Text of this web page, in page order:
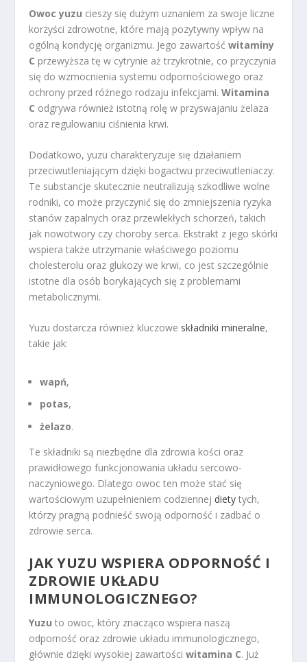
Owoc yuzu cieszy się dużym uznaniem za swoje liczne
korzyści zdrowotne, które mają pozytywny wpływ na
ogólną kondycję organizmu. Jego zawartośćwitaminy
C przewyższa tę w cytrynie aż trzykrotnie, co przyczynia
się do wzmocnienia systemu odpornościowego oraz
ochrony przed różnego rodzaju infekcjami.Witamina
C odgrywa również istotną rolę w przyswajaniu żelaza
oraz regulowaniu ciśnienia krwi.
Dodatkowo, yuzu charakteryzuje się działaniem
przeciwutleniającym dzięki bogactwu przeciwutleniaczy.
Te substancje skutecznie neutralizują szkodliwe wolne
rodniki, co może przyczynić się do zmniejszenia ryzyka
stanów zapalnych oraz przewlekłych schorzeń, takich
jak nowotwory czy choroby serca. Ekstrakt z jego skórki
wspiera także utrzymanie właściwego poziomu
cholesterolu oraz glukozy we krwi, co jest szczególnie
istotne dla osób borykających się z problemami
metabolicznymi.
Yuzu dostarcza również kluczowe składniki mineralne,
takie jak:
wapń,
potas,
żelazo.
Te składniki są niezbędne dla zdrowia kości oraz
prawidłowego funkcjonowania układu sercowo-
naczyniowego. Dlatego owoc ten może stać się
wartościowym uzupełnieniem codziennej diety tych,
którzy pragną podnieść swoją odporność i zadbać o
zdrowie serca.
JAK YUZU WSPIERA ODPORNOŚĆ I
ZDROWIE UKŁADU
IMMUNOLOGICZNEGO?
Yuzu to owoc, który znacząco wspiera naszą
odporność oraz zdrowie układu immunologicznego,
głównie dzięki wysokiej zawartościwitamina C. Już